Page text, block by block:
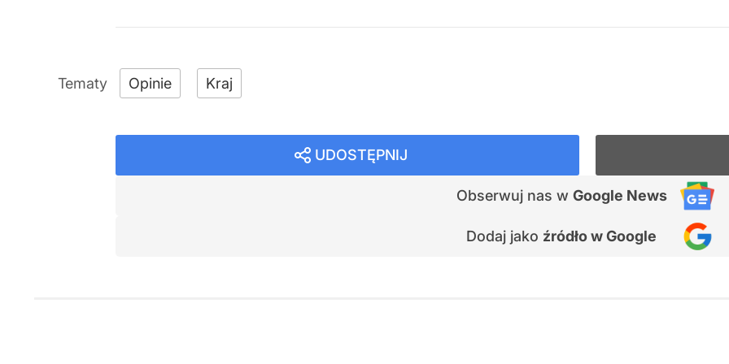
Opinie Kraj
UDOSTĘPNIJ
Obserwuj nas w Google News
Dodaj jako źródło w Google